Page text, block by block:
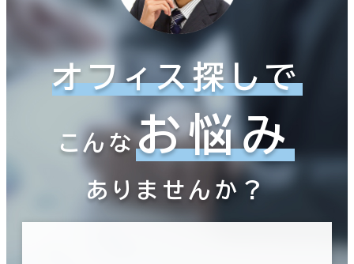
オフィス探しで
こんなお悩み
ありませんか？